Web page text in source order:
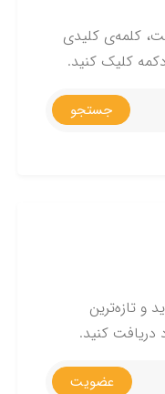
کلمه‌ی کلیدی
کلیک کنید.
جستجو
و تازه‌ترین
دریافت کنید.
عضویت